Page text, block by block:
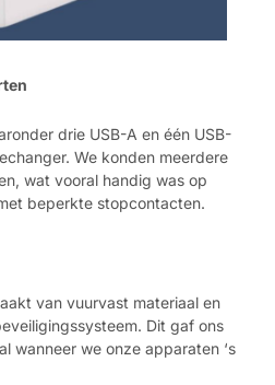
drie USB-A en één USB-
We konden meerdere
wat vooral handig was op
beperkte stopcontacten.
van vuurvast materiaal en
Dit gaf ons
wanneer we onze apparaten ‘s